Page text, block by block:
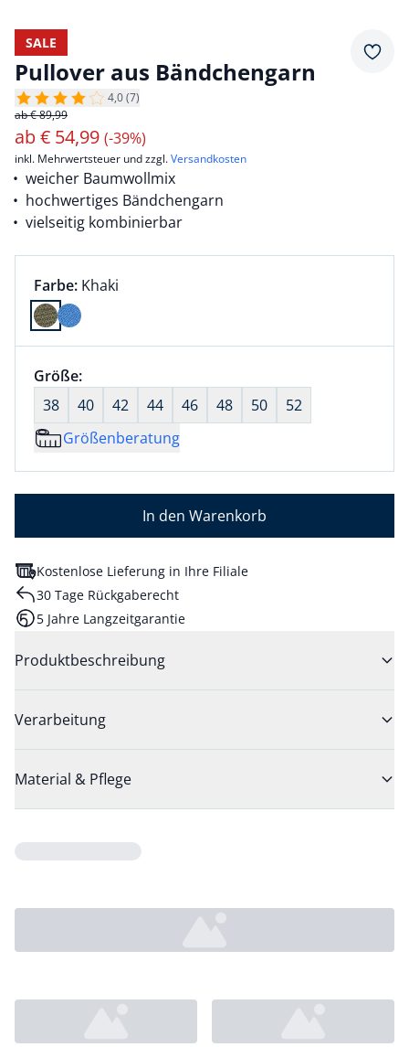
SALE
Pullover aus Bändchengarn
4,0 (7)
ab € 89,99
ab€ 54,99 (-39%)
inkl. Mehrwertsteuer und zzgl.Versandkosten
weicher Baumwollmix
hochwertiges Bändchengarn
vielseitig kombinierbar
Farbauswahl:
Farbe: aktuell ausgewählt:
Khaki
Farbe Khaki ausgewählt
Größenauswahl:
Größe:nichts ausgewählt
38
40 42 44 46 48 50
52
Größenberatung
In den Warenkorb
Kostenlose Lieferung in Ihre Filiale
30 Tage Rückgaberecht
5 Jahre Langzeitgarantie
Produktbeschreibung
Verarbeitung
Material & Pflege